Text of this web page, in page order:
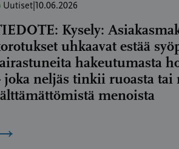
Uutiset 10.06.2026
Kysely:
uhkaavat estää
hakeutumasta
joka neljäs tinkii ruoasta tai
menoista